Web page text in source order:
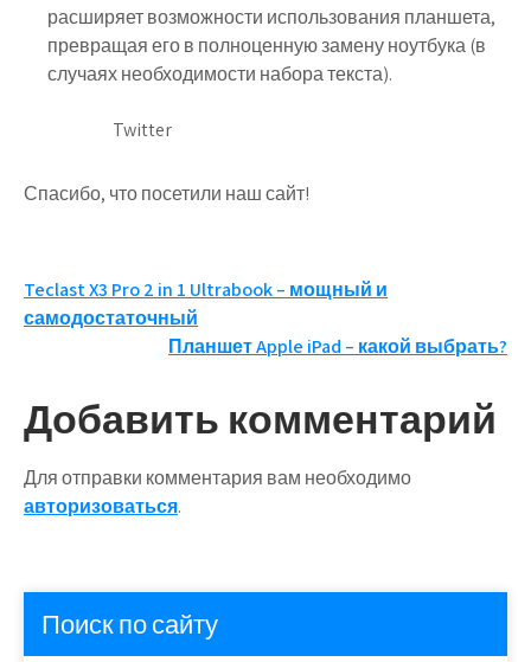
расширяет возможности использования планшета,
превращая его в полноценную замену ноутбука (в
случаях необходимости набора текста).
Twitter
Спасибо, что посетили наш сайт!
Навигация
по
Teclast X3 Pro 2 in 1 Ultrabook – мощный и
самодостаточный
Планшет Apple iPad – какой выбрать?
Добавить комментарий
Для отправки комментария вам необходимо
авторизоваться.
Поиск по сайту